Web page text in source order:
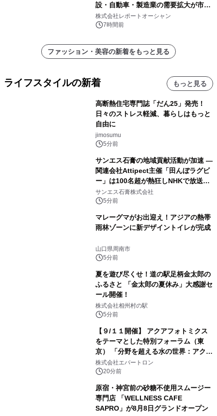
設・自動車・製造業の需要拡大が市場
を牽引
株式会社レポートオーシャン
7時間前
ファッション・美容の新着をもっと見る
ライフスタイルの新着 もっと見る
高断熱住宅専門誌「だん25」発売！
日々のストレス軽減、暮らしはもっと
自由に
jimosumu
5分前
サンエス石膏の地域貢献活動が加速 ―
関連会社Attipect主催「田んぼラグビ
ー」は100名超が熱狂しNHKで放送さ
れました。
サンエス石膏株式会社
5分前
マレーグマがお出迎え！アジアの熱帯
雨林ゾーンに新デザイントイレが完成
山口県周南市
5分前
夏を遊び尽くせ！道の駅足柄金太郎の
ふるさと 「金太郎の夏休み」大感謝セ
ール開催！
株式会社相州村の駅
5分前
【９/１１開催】 アクアフォトミクス
をテーマとした特別フォーラム（東
京） 「分野を超える水の世界：アクア
フォトミクスが切り拓く新しい科学の
地平」を開催
株式会社エバートロン
20分前
原宿・神宮前の砂糖不使用スムージー
専門店 「WELLNESS CAFE
SAPRO」が8月8日グランドオープン